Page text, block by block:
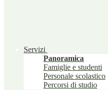
Servizi
Panoramica
Famiglie e studenti
Personale scolastico
Percorsi di studio